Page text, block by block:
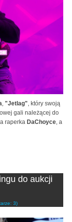
"Jetlag" , który swoją
gali należącej do
raperka DaChoyce , a
do aukcji
3)